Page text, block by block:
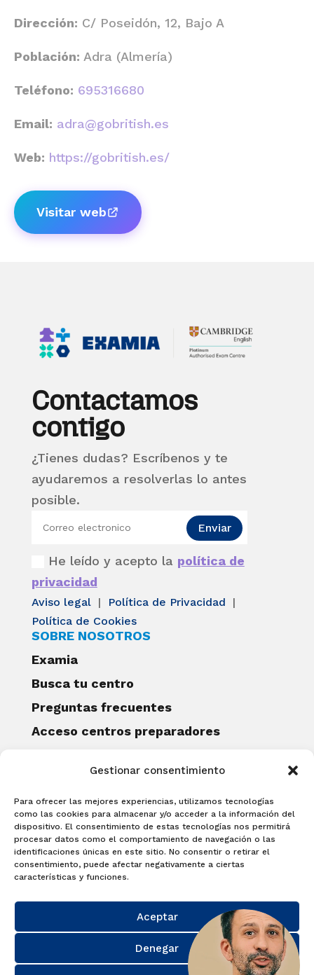
Gestionar consentimiento
Para ofrecer las mejores experiencias, utilizamos tecnologías
como las cookies para almacenar y/o acceder a la información del
dispositivo. El consentimiento de estas tecnologías nos permitirá
procesar datos como el comportamiento de navegación o las
identificaciones únicas en este sitio. No consentir o retirar el
consentimiento, puede afectar negativamente a ciertas
características y funciones.
Aceptar
Denegar
Dirección: C/ Poseidón, 12, Bajo A
Población: Adra (Almería)
Teléfono: 695316680
Email: adra@gobritish.es
Web: https://gobritish.es/
Visitar web
Contactamos
contigo
¿Tienes dudas? Escríbenos y te
ayudaremos a resolverlas lo antes
posible.
He leído y acepto la política de
privacidad
Enviar
Aviso legal | Política de Privacidad
|
Política de Cookies
SOBRE NOSOTROS
Examia
Busca tu centro
Preguntas frecuentes
Acceso centros preparadores
Becas Examia
Contacto
CERTIFICACIONES
Linguaskill
Cambridge English Qualifications
EXAMÍNATE
Matricúlate con nosotros y obtén tu